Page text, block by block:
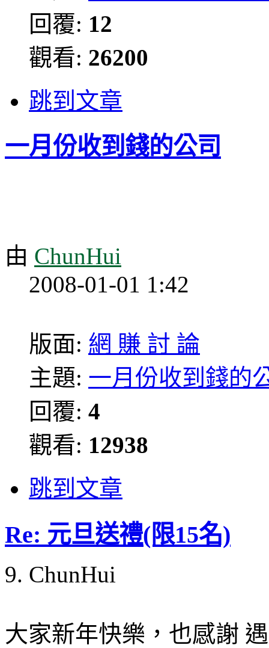
回覆: 12
觀看: 26200
跳到文章
一月份收到錢的公司
由 ChunHui
2008-01-01 1:42
版面: 網 賺 討 論
主題: 一月份收到錢的
回覆: 4
觀看: 12938
跳到文章
Re: 元旦送禮(限15名)
9. ChunHui
大家新年快樂，也感謝